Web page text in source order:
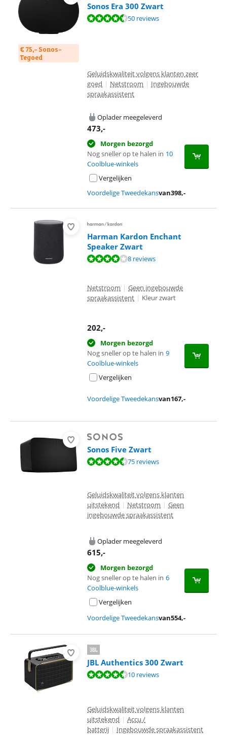
€ 75,- Sonos-
Tegoed
Sonos Era 300 Zwart
Beoordeling is 9,1 van de 10, gebaseerd op 50 reviews.
50 reviews
Geluidskwaliteit volgens klanten zeer
goed | Netstroom | Ingebouwde
spraakassistent
Oplader meegeleverd
473,-
Morgen bezorgd
Nog sneller op te halen in 10
Coolblue-winkels
Vergelijken
Voordelige Tweedekansvan398,-
Harman Kardon Enchant
Speaker Zwart
Beoordeling is 8,2 van de 10, gebaseerd op 8 reviews.
8 reviews
Netstroom | Geen ingebouwde
spraakassistent | Kleur zwart
202,-
Morgen bezorgd
Nog sneller op te halen in 9
Coolblue-winkels
Vergelijken
Voordelige Tweedekansvan167,-
Sonos Five Zwart
Beoordeling is 9,0 van de 10, gebaseerd op 75 reviews.
75 reviews
Geluidskwaliteit volgens klanten
uitstekend | Netstroom | Geen
ingebouwde spraakassistent
Oplader meegeleverd
615,-
Morgen bezorgd
Nog sneller op te halen in 6
Coolblue-winkels
Vergelijken
Voordelige Tweedekansvan554,-
JBL Authentics 300 Zwart
Beoordeling is 8,8 van de 10, gebaseerd op 10 reviews.
10 reviews
Geluidskwaliteit volgens klanten
uitstekend | Accu /
batterij | Ingebouwde spraakassistent